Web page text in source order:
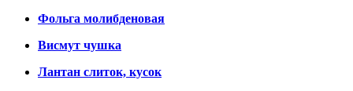
Фольга молибденовая
Висмут чушка
Лантан слиток, кусок